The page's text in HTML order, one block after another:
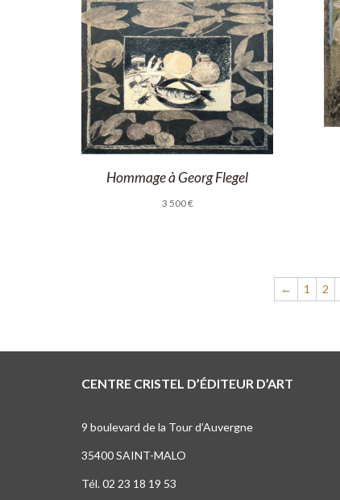
Hommage à Georg Flegel
3 500€
← 1 2
CENTRE CRISTEL D’ÉDITEUR D’ART
9 boulevard de la Tour d’Auvergne
35400 SAINT-MALO
Tél. 02 23 18 19 53